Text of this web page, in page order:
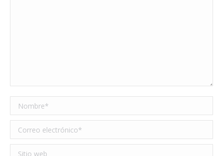
Nombre *
Correo electrónico *
Sitio web